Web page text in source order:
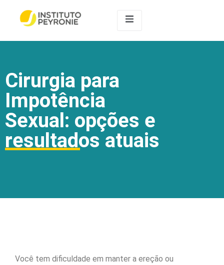
Cirurgia para
Impotência
Sexual: opções e
resultados atuais
Você tem dificuldade em manter a ereção ou